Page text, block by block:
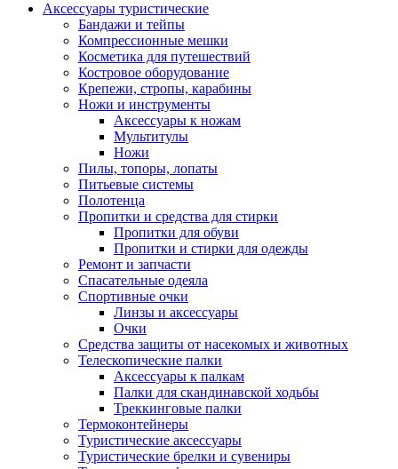
Аксессуары туристические
Бандажи и тейпы
Компрессионные мешки
Косметика для путешествий
Костровое оборудование
Крепежи, стропы, карабины
Ножи и инструменты
Аксессуары к ножам
Мультитулы
Ножи
Пилы, топоры, лопаты
Питьевые системы
Полотенца
Пропитки и средства для стирки
Пропитки для обуви
Пропитки и стирки для одежды
Ремонт и запчасти
Спасательные одеяла
Спортивные очки
Линзы и аксессуары
Очки
Средства защиты от насекомых и животных
Телескопические палки
Аксессуары к палкам
Палки для скандинавской ходьбы
Треккинговые палки
Термоконтейнеры
Туристические аксессуары
Туристические брелки и сувениры